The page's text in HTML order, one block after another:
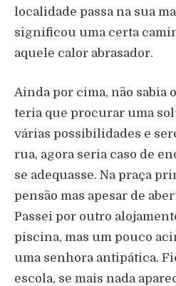
localidade passa na sua
significou uma certa
aquele calor abrasador.
Ainda por cima, não sabia
teria que procurar uma
várias possibilidades e
rua, agora seria caso de
se adequasse. Na praça
pensão mas apesar de
Passei por outro
piscina, mas um pouco
uma senhora antipática.
escola, se mais nada